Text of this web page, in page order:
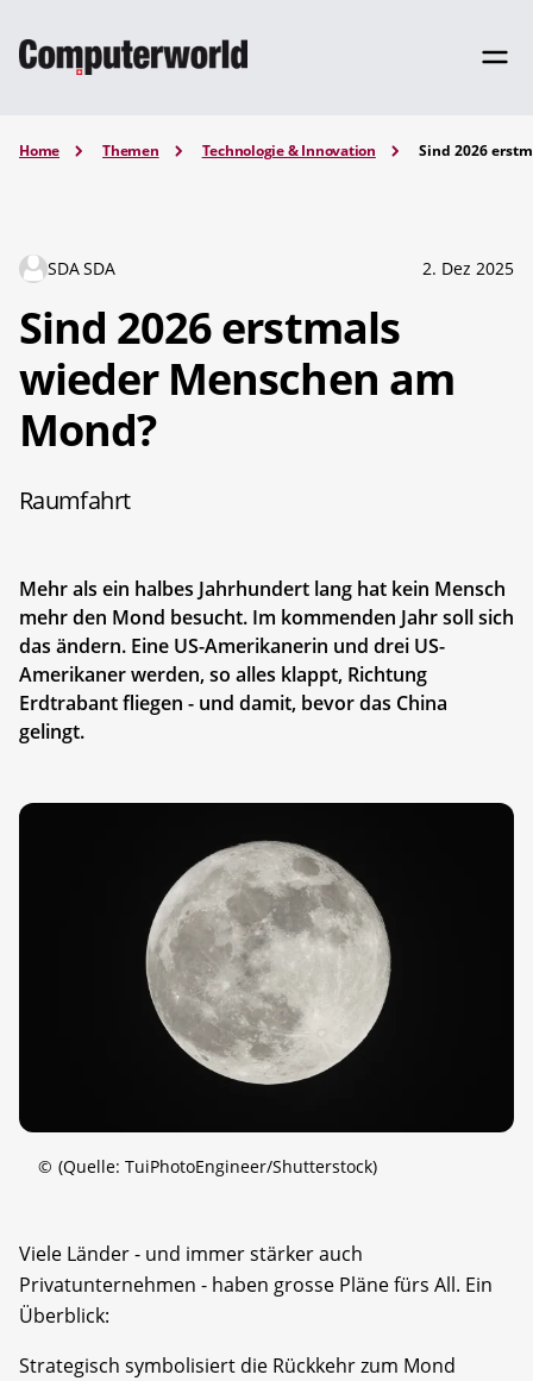
Home Themen Technologie & Innovation Sind 2026
SDA SDA 2. Dez 2025
Sind 2026 erstmals
wieder Menschen am
Mond?
Raumfahrt
Mehr als ein halbes Jahrhundert lang hat kein Mensch
mehr den Mond besucht. Im kommenden Jahr soll sich
das ändern. Eine US-Amerikanerin und drei US-
Amerikaner werden, so alles klappt, Richtung
Erdtrabant fliegen - und damit, bevor das China
gelingt.
© (Quelle: TuiPhotoEngineer/Shutterstock)
Viele Länder - und immer stärker auch
Privatunternehmen - haben grosse Pläne fürs All. Ein
Überblick:
Strategisch symbolisiert die Rückkehr zum Mond